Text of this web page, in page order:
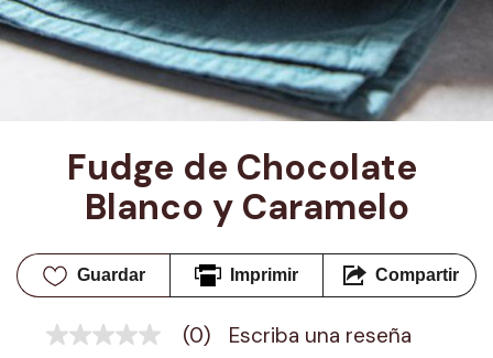
Fudge de Chocolate
Blanco y Caramelo
Guardar Imprimir Compartir
Sin
(0) Escriba una reseña